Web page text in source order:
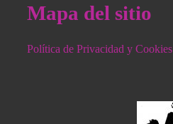
Mapa del sitio
Política de Privacidad y Cookies